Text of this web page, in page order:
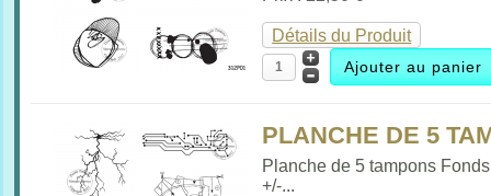
Détails du Produit
PLANCHE DE 5
Planche de 5 tampons Fonds
+/-...